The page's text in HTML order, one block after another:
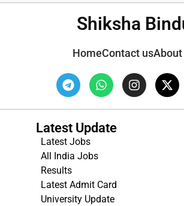
Shiksha
HomeContact usAbout
Latest Update
Latest Jobs
All India Jobs
Results
Latest Admit Card
University Update